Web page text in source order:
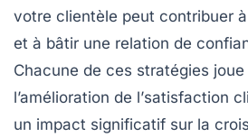
votre clientèle peut contribuer à
et à bâtir une relation de
Chacune de ces stratégies
l’amélioration de l’satisfaction
un impact significatif sur la